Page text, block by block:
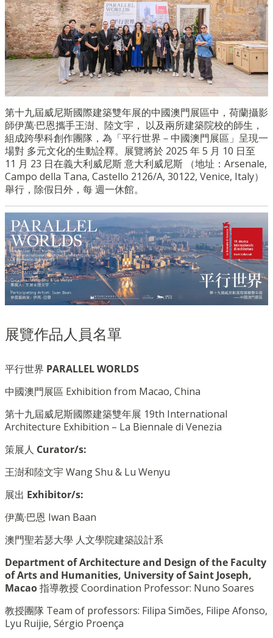
第十九屆威尼斯國際建築雙年展的中國澳門展區中，荷蘭攝影
師伊萬·巴恩攜手王澍、陸文宇， 以及兩所建築院校的師生，
組成跨學科創作團隊，為「平行世界－中國澳門展區」呈現一
場對 多元文化的生動詮釋。展覽將於 2025 年5 月 10 日至
11 月 23 日在義大利威尼斯 意大利威尼斯 （地址： Arsenale,
Campo della Tana, Castello 2126/A, 30122, Venice, Italy）
舉行，除假日外，每 週一休館。
展覽作品人員名單
平行世界 PARALLEL WORLDS
中國澳門展區 Exhibition from Macao, China
第十九屆威尼斯國際建築雙年展 19th International
Architecture Exhibition – La Biennale di Venezia
策展人 Curator/s:
王澍和陸文宇 Wang Shu & Lu Wenyu
展出 Exhibitor/s:
伊萬·巴恩 Iwan Baan
澳門聖若瑟大學 人文學院建築設計系
Department of Architecture and Design of the Faculty
of Arts and Humanities, University of Saint Joseph,
Macao指導教授 Coordination Professor: Nuno Soares
教授團隊 Team of professors: Filipa Simões, Filipe Afonso,
Lyu Ruijie, Sérgio Proença